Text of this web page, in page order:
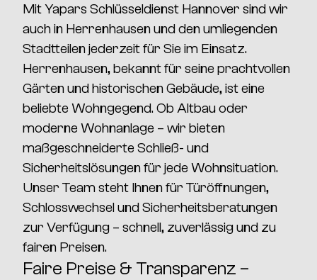
MitYapars Schlüsseldienst Hannover sind wir
auch in Herrenhausenund den umliegenden
Stadtteilen jederzeit für Sie im Einsatz.
Herrenhausen, bekannt für seine prachtvollen
Gärten und historischen Gebäude, ist eine
beliebte Wohngegend. Ob Altbau oder
moderne Wohnanlage – wir bieten
maßgeschneiderte Schließ- und
Sicherheitslösungenfür jede Wohnsituation.
Unser Team steht Ihnen für Türöffnungen,
Schlosswechsel und Sicherheitsberatungen
zur Verfügung – schnell, zuverlässig und zu
fairen Preisen.
Faire Preise & Transparenz –